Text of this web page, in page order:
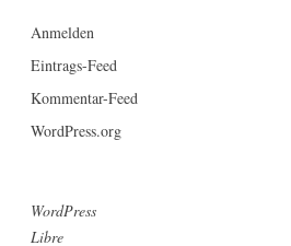
Anmelden
Eintrags-Feed
Kommentar-Feed
WordPress.org
WordPress
Libre